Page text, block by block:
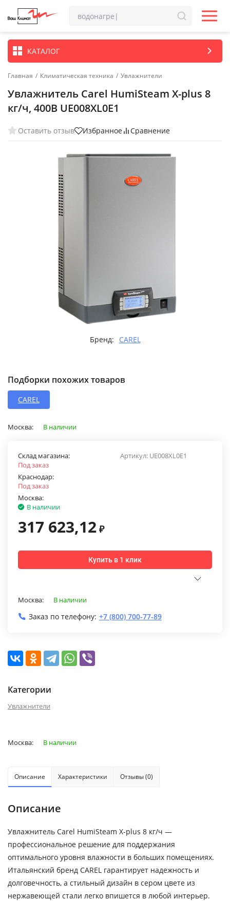
КАТАЛОГ
Главная / Климатическая техника / Увлажнители
Увлажнитель Carel HumiSteam X-plus 8
кг/ч, 400В UE008XL0E1
Оставить отзыв Избранное Сравнение
Бренд: CAREL
Подборки похожих товаров
CAREL
Москва: В наличии
Артикул: UE008XL0E1
Склад магазина:
Под заказ
Краснодар:
Под заказ
Москва:
В наличии
317 623,12 ₽
Купить в 1 клик
Москва: В наличии
Заказ по телефону: +7 (800) 700-77-89
Категории
Увлажнители
Москва: В наличии
Описание Характеристики Отзывы (0)
Описание
Увлажнитель Carel HumiSteam X-plus 8 кг/ч —
профессиональное решение для поддержания
оптимального уровня влажности в больших помещениях.
Итальянский бренд CAREL гарантирует надежность и
долговечность, а стильный дизайн в сером цвете из
нержавеющей стали легко впишется в любой интерьер.